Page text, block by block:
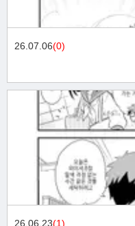
26.07.06(0)
26.06.23(1)